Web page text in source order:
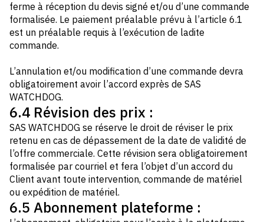
ferme à réception du devis signé et/ou d’une commande
formalisée. Le paiement préalable prévu à l’article 6.1
est un préalable requis à l’exécution de ladite
commande.
L’annulation et/ou modification d’une commande devra
obligatoirement avoir l’accord exprès de SAS
WATCHDOG.
6.4 Révision des prix :
SAS WATCHDOG se réserve le droit de réviser le prix
retenu en cas de dépassement de la date de validité de
l’offre commerciale. Cette révision sera obligatoirement
formalisée par courriel et fera l’objet d’un accord du
Client avant toute intervention, commande de matériel
ou expédition de matériel.
6.5 Abonnement plateforme :